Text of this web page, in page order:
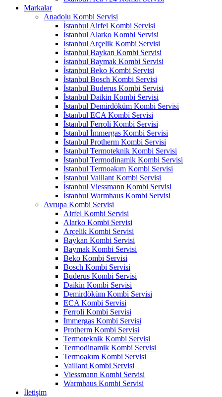
Markalar
Anadolu Kombi Servisi
İstanbul Airfel Kombi Servisi
İstanbul Alarko Kombi Servisi
İstanbul Arçelik Kombi Servisi
İstanbul Baykan Kombi Servisi
İstanbul Baymak Kombi Servisi
İstanbul Beko Kombi Servisi
İstanbul Bosch Kombi Servisi
İstanbul Buderus Kombi Servisi
İstanbul Daikin Kombi Servisi
İstanbul Demirdöküm Kombi Servisi
İstanbul ECA Kombi Servisi
İstanbul Ferroli Kombi Servisi
İstanbul İmmergas Kombi Servisi
İstanbul Protherm Kombi Servisi
İstanbul Termoteknik Kombi Servisi
İstanbul Termodinamik Kombi Servisi
İstanbul Termoakım Kombi Servisi
İstanbul Vaillant Kombi Servisi
İstanbul Viessmann Kombi Servisi
İstanbul Warmhaus Kombi Servisi
Avrupa Kombi Servisi
Airfel Kombi Servisi
Alarko Kombi Servisi
Arçelik Kombi Servisi
Baykan Kombi Servisi
Baymak Kombi Servisi
Beko Kombi Servisi
Bosch Kombi Servisi
Buderus Kombi Servisi
Daikin Kombi Servisi
Demirdöküm Kombi Servisi
ECA Kombi Servisi
Ferroli Kombi Servisi
İmmergas Kombi Servisi
Protherm Kombi Servisi
Termoteknik Kombi Servisi
Termodinamik Kombi Servisi
Termoakım Kombi Servisi
Vaillant Kombi Servisi
Viessmann Kombi Servisi
Warmhaus Kombi Servisi
İletişim